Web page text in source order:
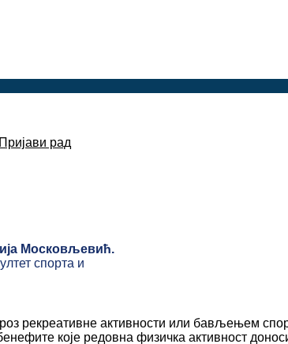
Пријави рад
Московљевић.
спорта и
рекреативне активности или бављењем
које редовна физичка активност